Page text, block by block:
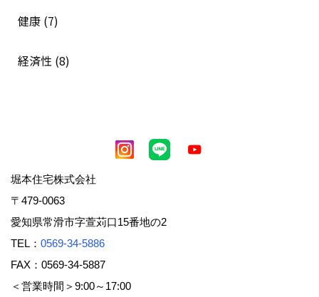
健康 (7)
経済性 (8)
堀本住宅株式会社
〒479-0063
愛知県常滑市字萱苅口15番地の2
TEL： 0569-34-5886
FAX：0569-34-5887
＜営業時間＞9:00～17:00